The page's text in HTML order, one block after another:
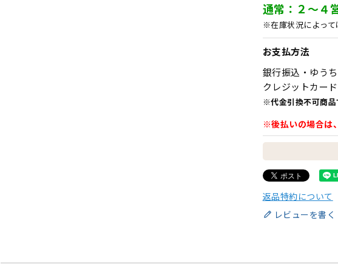
通常：２～４
※在庫状況によって
お支払方法
銀行振込・ゆう
クレジットカー
※代金引換不可商品
※後払いの場合は
返品特約について
レビューを書く